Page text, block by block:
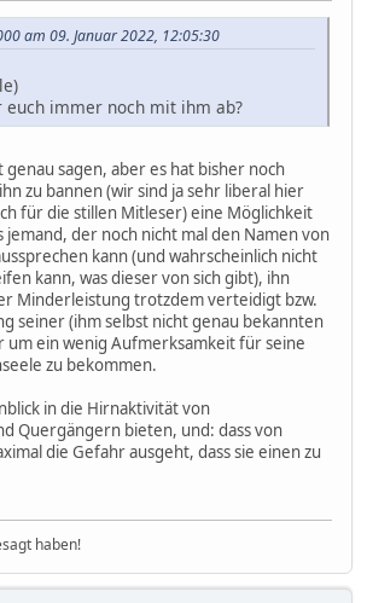
am 09. Januar 2022, 12:05:30
immer noch mit ihm ab?
genau sagen, aber es hat bisher noch
zu bannen (wir sind ja sehr liberal hier
für die stillen Mitleser) eine Möglichkeit
jemand, der noch nicht mal den Namen von
kann (und wahrscheinlich nicht
kann, was dieser von sich gibt), ihn
Minderleistung trotzdem verteidigt bzw.
seiner (ihm selbst nicht genau bekannten
um ein wenig Aufmerksamkeit für seine
zu bekommen.
in die Hirnaktivität von
Quergängern bieten, und: dass von
die Gefahr ausgeht, dass sie einen zu
haben!